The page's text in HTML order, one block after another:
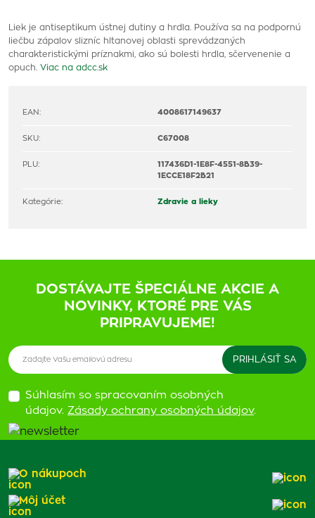
Liek je antiseptikum ústnej dutiny a hrdla. Používa sa na podpornú
liečbu zápalov slizníc hltanovej oblasti sprevádzaných
charakteristickými príznakmi, ako sú bolesti hrdla, sčervenenie a
opuch. Viac na adcc.sk
EAN: 4008617149637
SKU: C67008
PLU:
117436D1-1E8F-4551-8B39-
1ECCE18F2B21
Kategórie: Zdravie a lieky
DOSTÁVAJTE ŠPECIÁLNE AKCIE A
NOVINKY, KTORÉ PRE VÁS
PRIPRAVUJEME!
Súhlasím so spracovaním osobných
údajov. Zásady ochrany osobných údajov.
O nákupoch
Môj účet